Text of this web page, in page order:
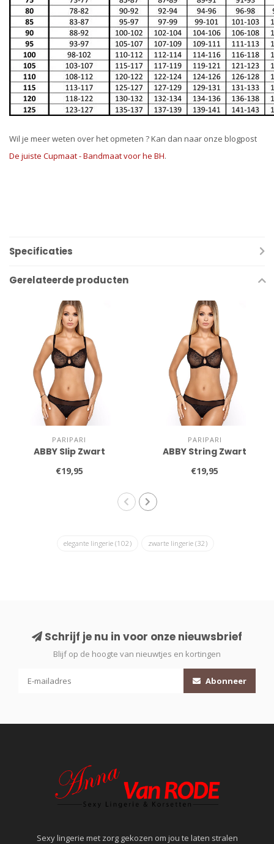
Wil je meer weten over het opmeten ? Kan dan naar onze blogpost
De juiste Cupmaat - Bandmaat voor he BH.
Specificaties
Gerelateerde producten
PARIPARI
ABBY Slip Zwart
€19,95
PARIPARI
ABBY String Zwart
€19,95
elegante lingerie (102) zwarte lingerie (32)
Schrijf je nu in voor onze nieuwsbrief
Blijf op de hoogte van nieuwtjes en kortingen
Abonneer
Sexy lingerie met zorg gekozen om jou te laten stralen